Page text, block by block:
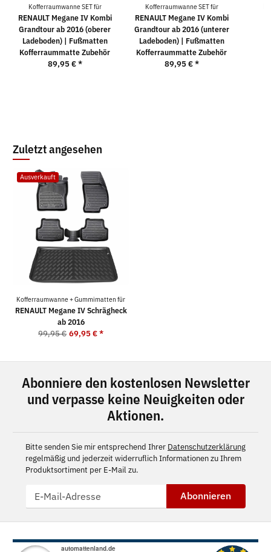
Kofferraumwanne SET für
RENAULT Megane IV Kombi
Grandtour ab 2016 (oberer
Ladeboden) | Fußmatten
Kofferraummatte Zubehör
89,95 €*
Kofferraumwanne SET für
RENAULT Megane IV Kombi
Grandtour ab 2016 (unterer
Ladeboden) | Fußmatten
Kofferraummatte Zubehör
89,95 €*
Zuletzt angesehen
Ausverkauft
Kofferraumwanne + Gummimatten für
RENAULT Megane IV Schrägheck
ab 2016
99,95 € 69,95 €*
Abonniere den kostenlosen Newsletter
und verpasse keine Neuigkeiten oder
Aktionen.
Bitte senden Sie mir entsprechend Ihrer Datenschutzerklärung
regelmäßig und jederzeit widerruflich Informationen zu Ihrem
Produktsortiment per E-Mail zu.
Abonnieren